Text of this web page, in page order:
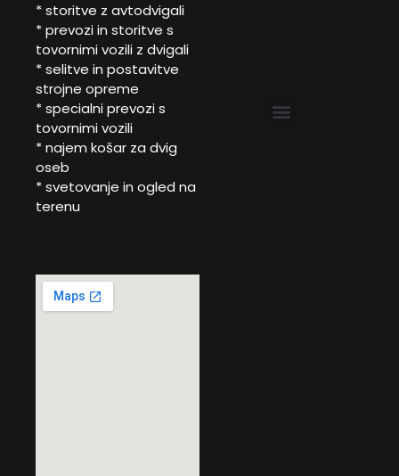
* storitve z avtodvigali
* prevozi in storitve s
tovornimi vozili z dvigali
* selitve in postavitve
strojne opreme
* specialni prevozi s
tovornimi vozili
* najem košar za dvig
oseb
* svetovanje in ogled na
terenu